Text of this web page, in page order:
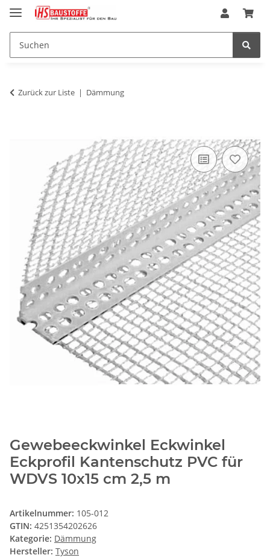
Zurück zur Liste Dämmung
Gewebeeckwinkel Eckwinkel
Eckprofil Kantenschutz PVC für
WDVS 10x15 cm 2,5 m
Artikelnummer: 105-012
GTIN: 4251354202626
Kategorie: Dämmung
Hersteller: Tyson